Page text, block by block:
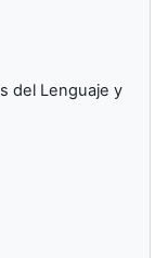
del Lenguaje y